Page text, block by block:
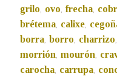
BUSCAR NO
Nas definicións
grilo, ovo, frecha,
brétema, calixe,
borra, borro, charrizo,
morrión, mourón,
carocha, carrupa,